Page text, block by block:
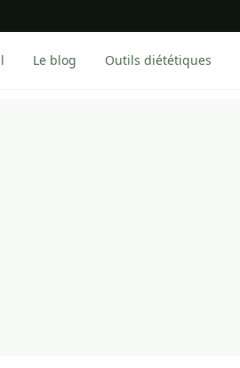
Le blog Outils diététiques